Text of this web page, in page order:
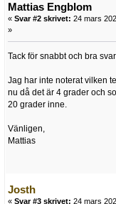
Mattias Engblom
« Svar #2 skrivet: 24 mars
»
Tack för snabbt och bra
Jag har inte noterat vilken
nu då det är 4 grader och
20 grader inne.
Vänligen,
Mattias
Josth
« Svar #3 skrivet: 24 mars